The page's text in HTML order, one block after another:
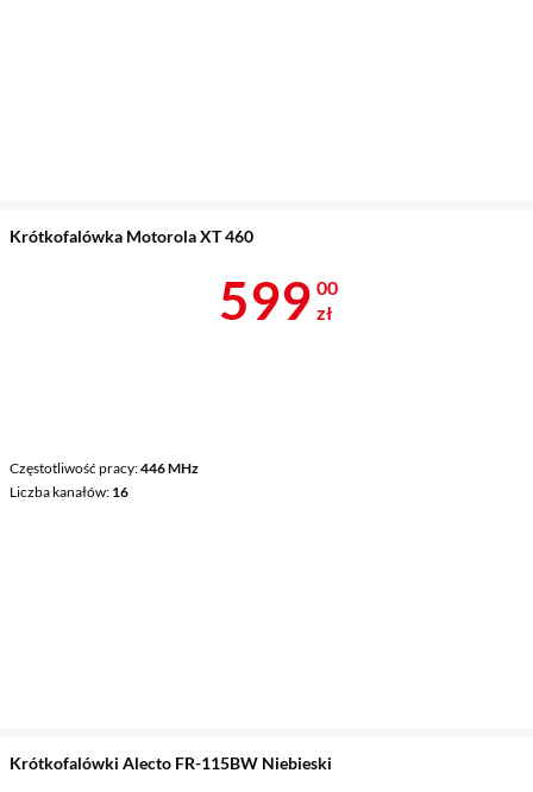
Krótkofalówka Motorola XT 460
Częstotliwość pracy 446 MHz
Liczba kanałów 16
Cena 599 zł
599 00
zł
Krótkofalówki Alecto FR-115BW Niebieski